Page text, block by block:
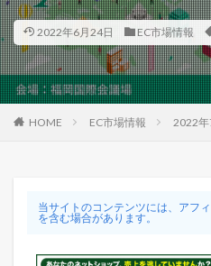
2022年6月24日 EC市場情報
HOME EC市場情報 2022年
当サイトのコンテンツには、アフ
を含む場合があります。